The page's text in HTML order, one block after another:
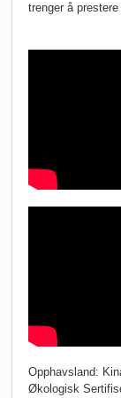
trenger å
Opphavsland:
Økologisk